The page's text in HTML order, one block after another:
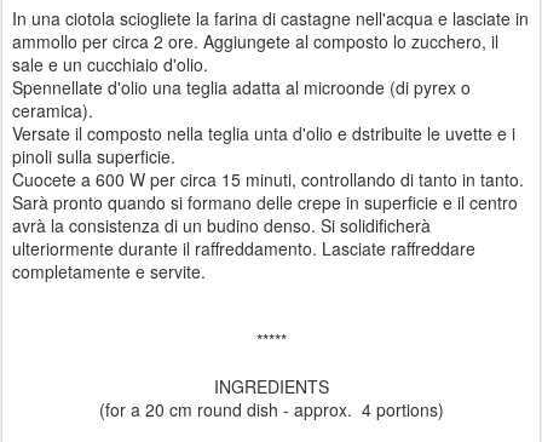
In una ciotola sciogliete la farina di castagne nell'acqua e lasciate in
ammollo per circa 2 ore. Aggiungete al composto lo zucchero, il
sale e un cucchiaio d'olio.
Spennellate d'olio una teglia adatta al microonde (di pyrex o
ceramica).
Versate il composto nella teglia unta d'olio e dstribuite le uvette e i
pinoli sulla superficie.
Cuocete a 600 W per circa 15 minuti, controllando di tanto in tanto.
Sarà pronto quando si formano delle crepe in superficie e il centro
avrà la consistenza di un budino denso. Si solidificherà
ulteriormente durante il raffreddamento. Lasciate raffreddare
completamente e servite.
*****
INGREDIENTS
(for a 20 cm round dish - approx. 4 portions)